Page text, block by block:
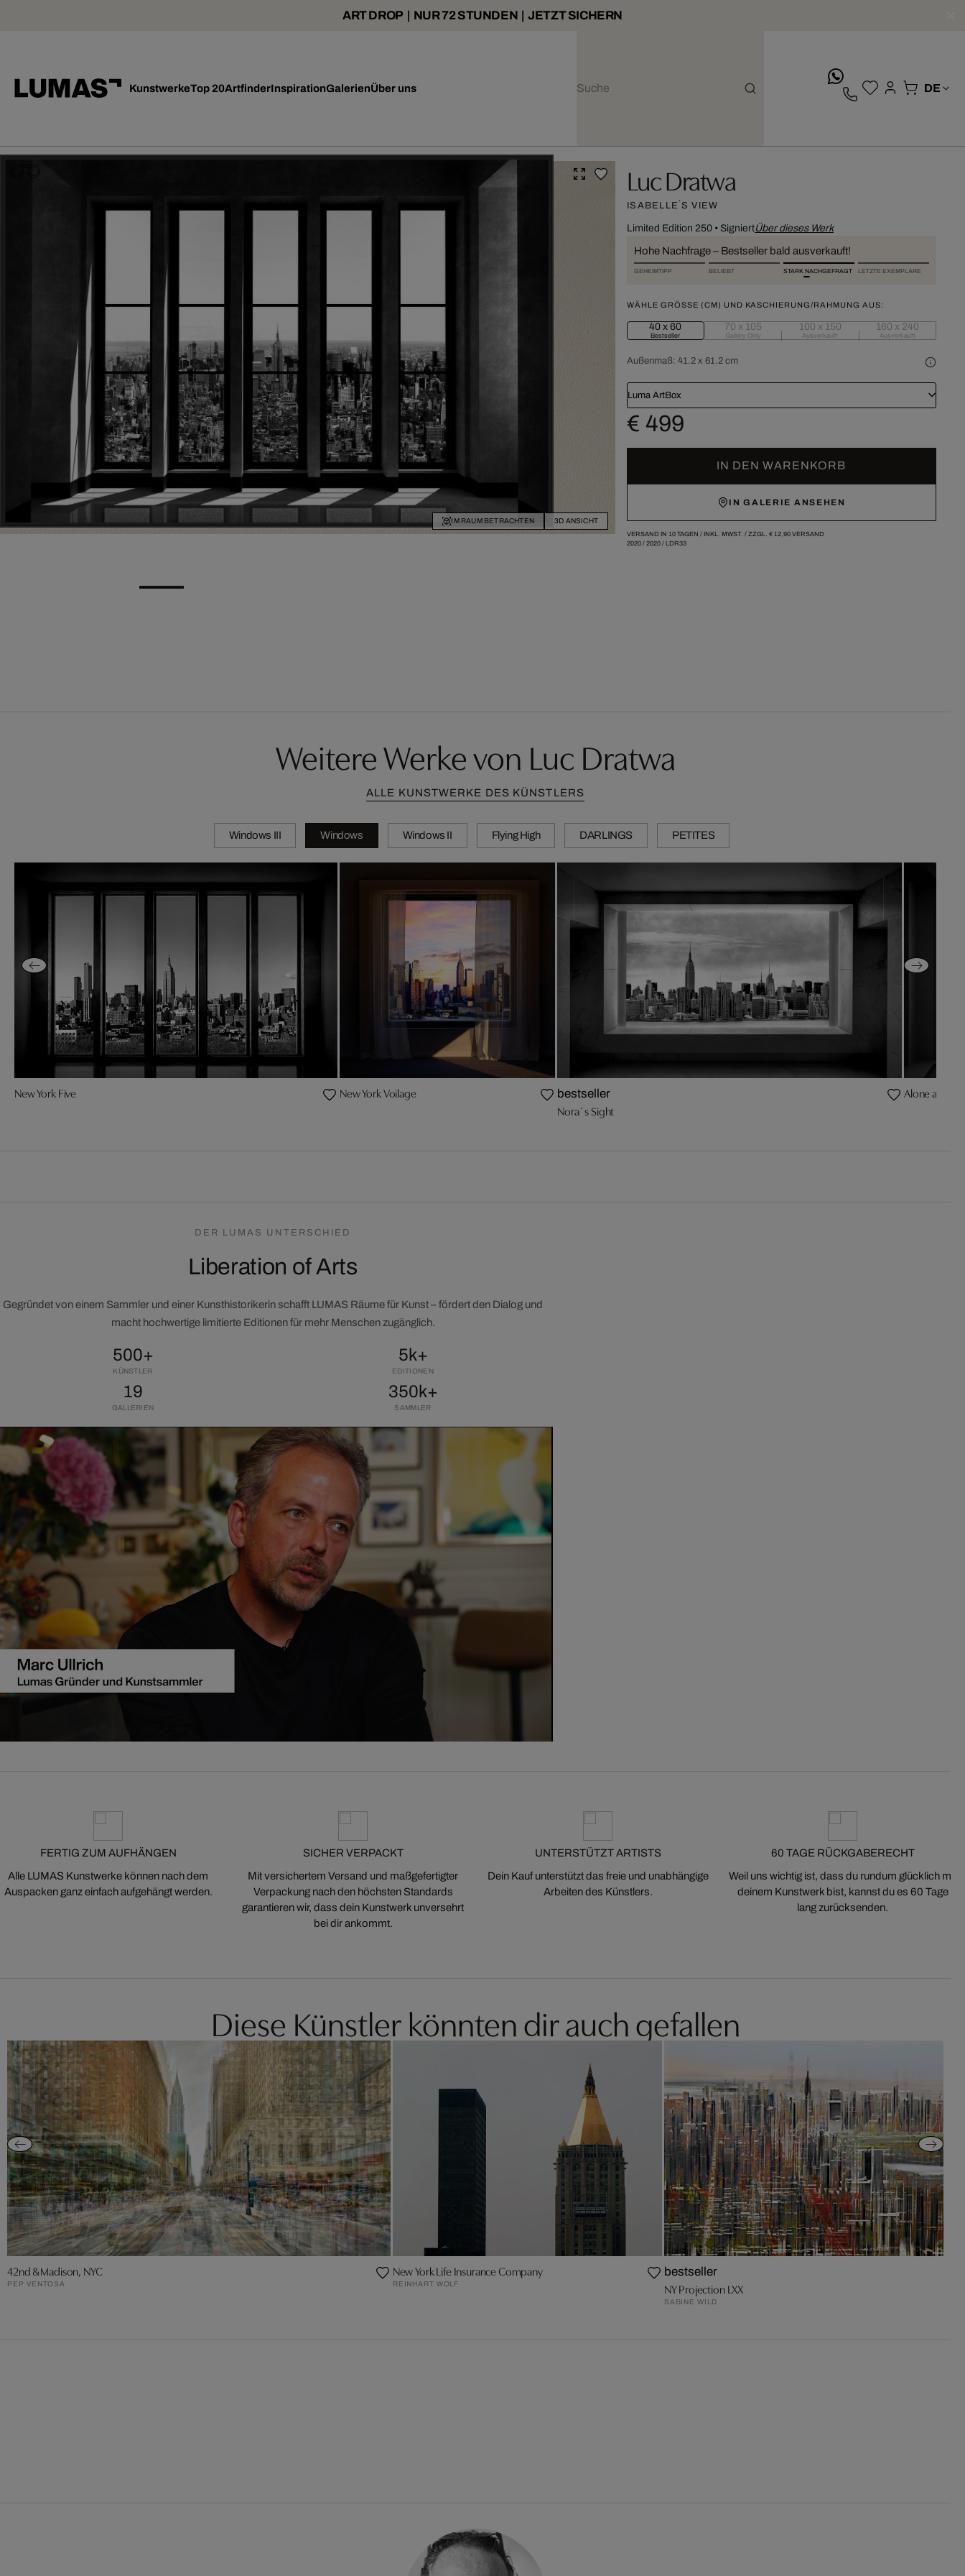
ART DROP | NUR 72 STUNDEN | JETZT SICHERN
KunstwerkeTop 20ArtfinderInspirationGalerienÜber uns
IM RAUM BETRACHTEN 3D ANSICHT
Luc Dratwa
ISABELLE´S VIEW
Limited Edition 250• SigniertÜber dieses Werk
Hohe Nachfrage – Bestseller bald ausverkauft!
GEHEIMTIPP BELIEBT STARK NACHGEFRAGT LETZTE EXEMPLARE
WÄHLE GRÖSSE (CM) UND KASCHIERUNG/RAHMUNG AUS:
40 x 60
Bestseller
70 x 105
Gallery Only
100 x 150
Ausverkauft
160 x 240
Ausverkauft
Außenmaß: 41.2 x 61.2 cm
Luma ArtBox
€ 499
IN DEN WARENKORB
IN GALERIE ANSEHEN
VERSAND IN 10 TAGEN / INKL. MWST. / ZZGL. € 12,90VERSAND
2020/ 2020/ LDR33
Weitere Werke von Luc Dratwa
ALLE KUNSTWERKE DES KÜNSTLERS
Windows III Windows Windows II Flying High DARLINGS PETITES
New York Five New York Voilage bestseller
Nora´s Sight
Alone and
DER LUMAS UNTERSCHIED
Liberation of Arts
Gegründet von einem Sammler und einer Kunsthistorikerin schafft LUMAS Räume für Kunst – fördert den Dialog und
macht hochwertige limitierte Editionen für mehr Menschen zugänglich.
500+
KÜNSTLER
5k+
EDITIONEN
19
GALLERIEN
350k+
SAMMLER
FERTIG ZUM AUFHÄNGEN
Alle LUMAS Kunstwerke können nach dem
Auspacken ganz einfach aufgehängt werden.
SICHER VERPACKT
Mit versichertem Versand und maßgefertigter
Verpackung nach den höchsten Standards
garantieren wir, dass dein Kunstwerk unversehrt
bei dir ankommt.
UNTERSTÜTZT ARTISTS
Dein Kauf unterstützt das freie und unabhängige
Arbeiten des Künstlers.
60 TAGE RÜCKGABERECHT
Weil uns wichtig ist, dass du rundum glücklich mit
deinem Kunstwerk bist, kannst du es 60 Tage
lang zurücksenden.
Diese Künstler könnten dir auch gefallen
42nd & Madison, NYC
PEP VENTOSA
New York Life Insurance Company
REINHART WOLF
bestseller
NY Projection LXX
SABINE WILD